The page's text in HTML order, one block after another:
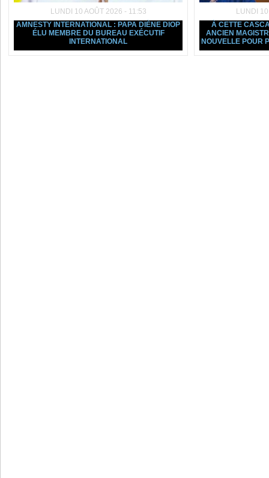
LUNDI 10 AOÛT 2026 - 11:53
AMNESTY INTERNATIONAL : PAPA DIÈNE DIOP
ÉLU MEMBRE DU BUREAU EXÉCUTIF
INTERNATIONAL
LUNDI
À CETTE
ANCIEN
NOUVELLE POUR